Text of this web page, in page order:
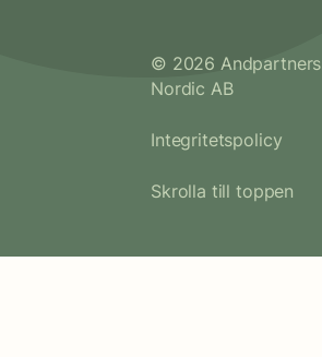
© 2026 Andpartners
Nordic AB
Integritetspolicy
Skrolla till toppen